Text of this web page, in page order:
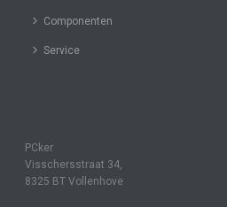
Componenten
Service
PCker
Visschersstraat 34,
8325 BT Vollenhove